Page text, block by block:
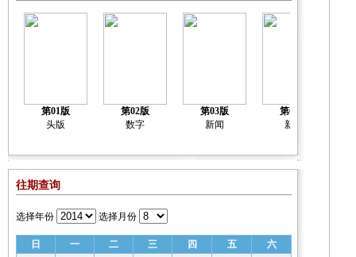
第01版
头版
第02版
数字
第03版
新闻
第04版
新闻
往期查询
选择年份 选择月份
日 一 二 三 四 五 六